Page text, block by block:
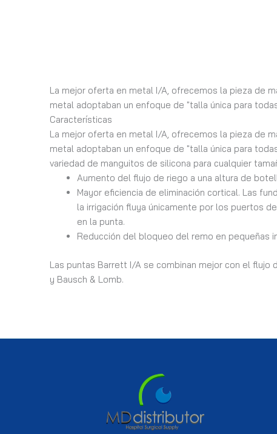
La mejor oferta en metal I/A, ofrecemos la pieza de
metal adoptaban un enfoque de "talla única para
Características
La mejor oferta en metal I/A, ofrecemos la pieza de
metal adoptaban un enfoque de "talla única para
variedad de manguitos de silicona para cualquier
Aumento del flujo de riego a una altura de
Mayor eficiencia de eliminación cortical. Las
la irrigación fluya únicamente por los puertos
en la punta.
Reducción del bloqueo del remo en pequeñas
Las puntas Barrett I/A se combinan mejor con el flujo
y Bausch & Lomb.